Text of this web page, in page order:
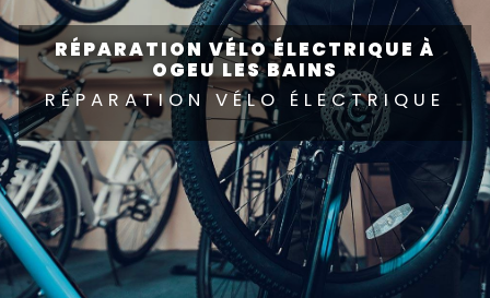
RÉPARATION VÉLO ÉLECTRIQUE À
OGEU LES BAINS
RÉPARATION VÉLO ÉLECTRIQUE